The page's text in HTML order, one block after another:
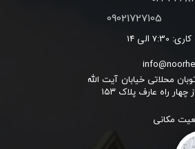
محلاتی خیابان آیت الله
راه عارف پلاک ۱۵۳
الی 14
09021727105